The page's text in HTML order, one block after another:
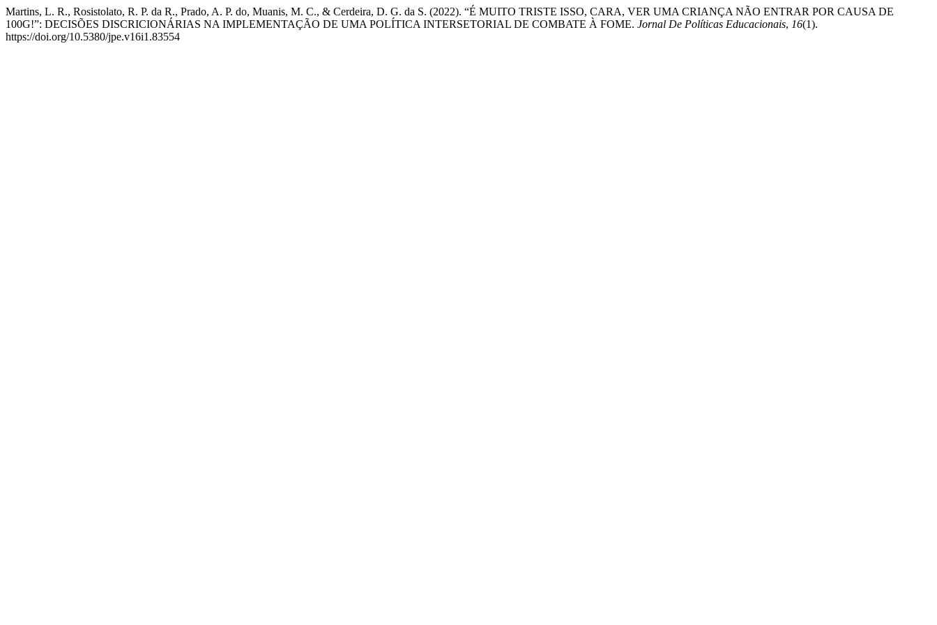
Martins, L. R., Rosistolato, R. P. da R., Prado, A. P. do, Muanis, M. C., & Cerdeira, D. G. da S. (2022). “É MUITO TRISTE ISSO, CARA, VER UMA CRIANÇA NÃO ENTRAR POR CAUSA DE
100G!”: DECISÕES DISCRICIONÁRIAS NA IMPLEMENTAÇÃO DE UMA POLÍTICA INTERSETORIAL DE COMBATE À FOME. Jornal De Políticas Educacionais, 16(1).
https://doi.org/10.5380/jpe.v16i1.83554